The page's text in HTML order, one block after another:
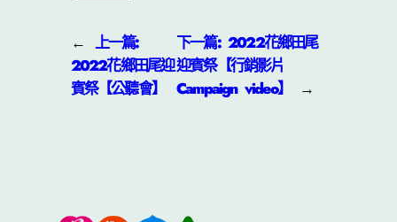
← 上一篇:
2022花鄉田尾迎
賓祭【公聽會】
下一篇:2022花鄉田尾
迎賓祭【行銷影片
Campaign video】
→